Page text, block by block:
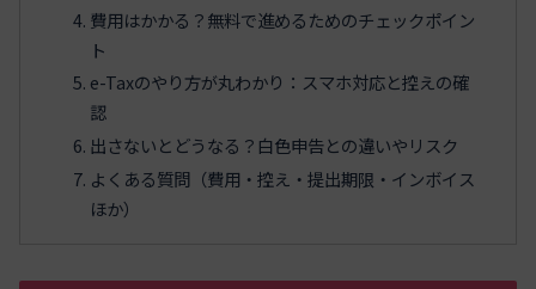
費用はかかる？無料で進めるためのチェックポイン
ト
e-Taxのやり方が丸わかり：スマホ対応と控えの確
認
出さないとどうなる？白色申告との違いやリスク
よくある質問（費用・控え・提出期限・インボイス
ほか）